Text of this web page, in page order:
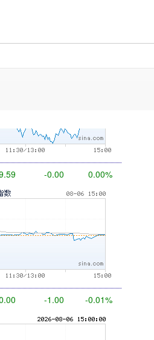
-0.00 0.00%
-1.00 -0.01%